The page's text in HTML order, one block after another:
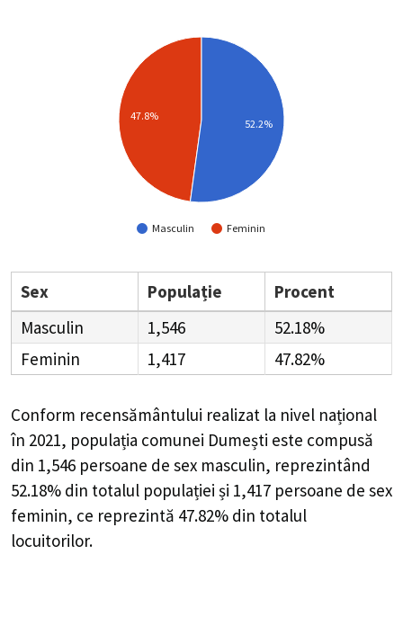
Masculin Feminin
47.8%
52.2%
Sex Populație
Procent
Masculin
1,546
52.18%
Feminin
1,417 47.82%
Conform recensământului realizat la nivel național
în 2021, populația comunei Dumești este compusă
din 1,546 persoane de sex masculin, reprezintând
52.18% din totalul populației și 1,417 persoane de sex
feminin, ce reprezintă 47.82% din totalul
locuitorilor.